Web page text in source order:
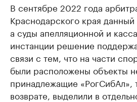
В сентябре 2022 года
Краснодарского края данный
а суды апелляционной и
инстанции решение
связи с тем, что на части
были расположены объекты
принадлежащие «РогСибАл»,
возврате, выделили в